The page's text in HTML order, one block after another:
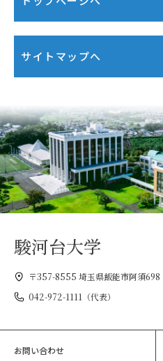
サイトマップへ
駿河台大学
〒357-8555 埼玉県飯能市阿須698
042-972-1111（代表）
お問い合わせ